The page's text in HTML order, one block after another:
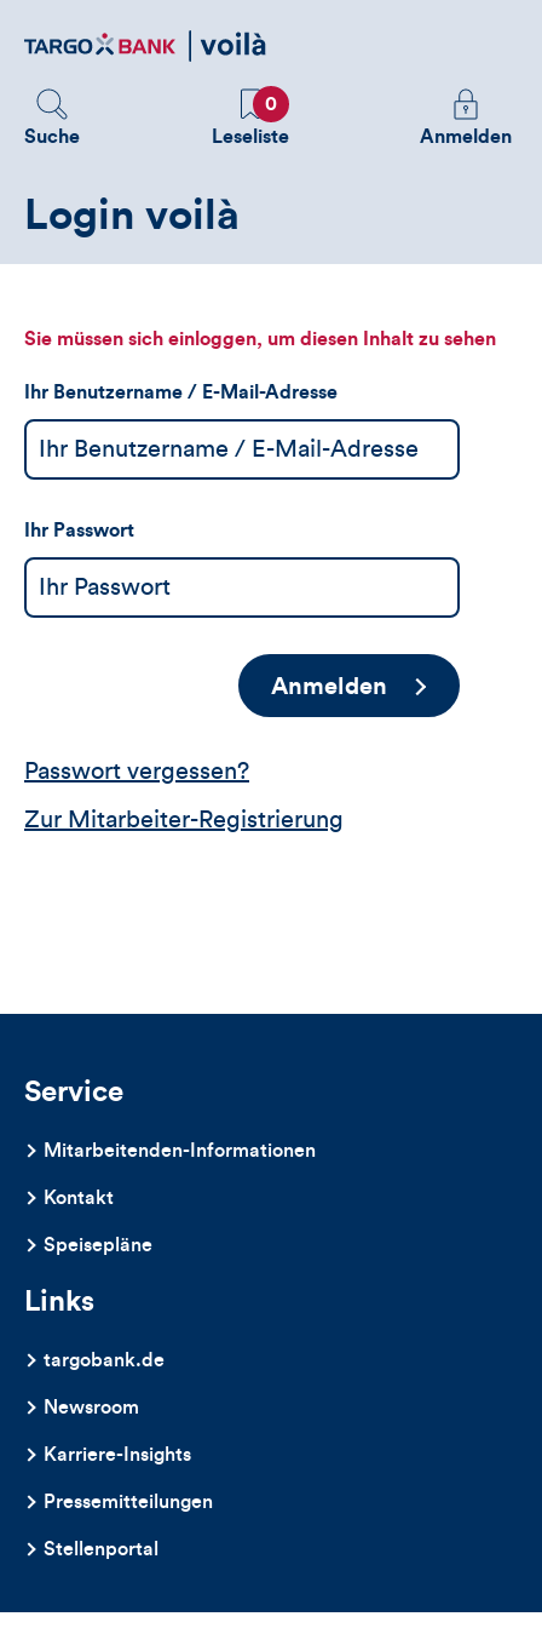
zum
Suche
Favoriten
0
Leseliste
Melden
Sie
sehen
Anmelden
Login voilà
Sie müssen sich einloggen, um diesen Inhalt zu sehen
Ihr Benutzername / E-Mail-Adresse
Ihr Passwort
Anmelden
Passwort vergessen?
Zur Mitarbeiter-Registrierung
Service
Mitarbeitenden-Informationen
Kontakt
Speisepläne
Links
targobank.de
Newsroom
Karriere-Insights
Pressemitteilungen
Stellenportal